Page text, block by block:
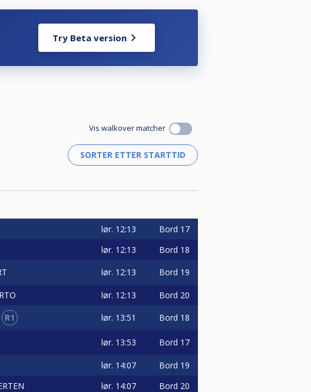
Try Beta version
Vis walkover matcher
lør. 12:13 Bord 17
lør. 12:13 Bord 18
lør. 12:13 Bord 19
lør. 12:13 Bord 20
R1 lør. 13:51 Bord 18
lør. 13:53 Bord 17
lør. 14:07 Bord 19
lør. 14:07 Bord 20